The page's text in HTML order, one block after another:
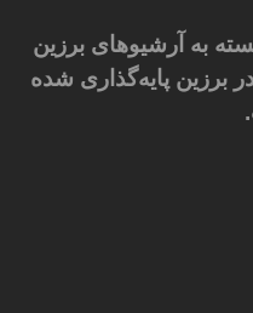
به آرشیوهای برزین
برزین پایه‌گذاری شده